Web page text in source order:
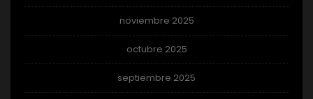
noviembre 2025
octubre 2025
septiembre 2025